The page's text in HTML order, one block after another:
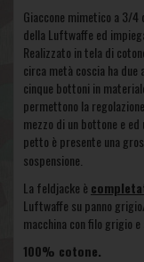
Giaccone mimetico a 3/
della Luftwaffe ed
Realizzato in tela di
circa metà coscia ha due
cinque bottoni in
permettono la
mezzo di un bottone e
petto è presente una
sospensione
La feldjacke è
Luftwaffe su panno
macchina con filo grigio
100% cotone.